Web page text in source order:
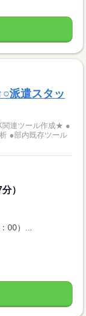
派遣スタッ
連ツール作成★ ●
●部内既存ツール
）
00）...